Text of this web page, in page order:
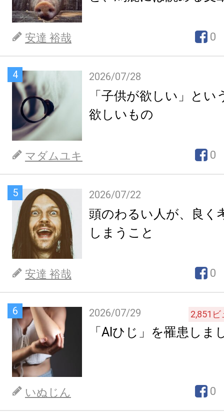
安達 裕哉 0
4 2026/07/28
「子供が欲しい」とい
欲しいもの
マダムユキ 0
5 2026/07/22
頭のわるい人が、良く
しまうこと
安達 裕哉 0
6 2026/07/29 2,851 ビ
「AIひじ」を罹患しま
いぬじん 0